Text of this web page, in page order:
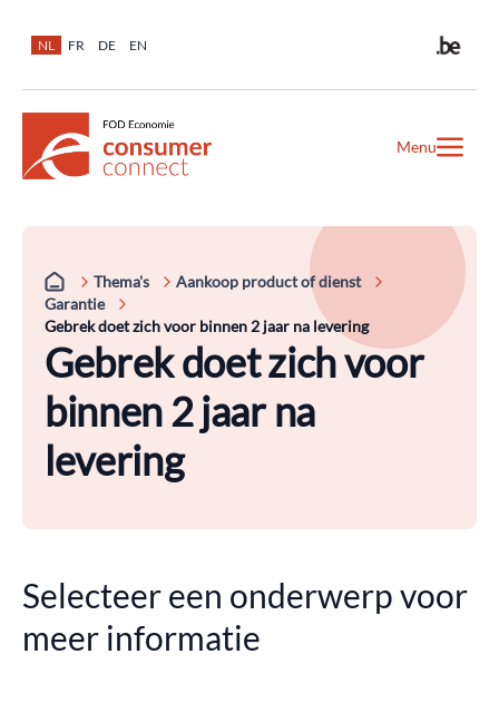
NL FR DE EN
Menu
Thema's
Aankoop product of dienst
Garantie
Gebrek doet zich voor binnen 2 jaar na levering
Gebrek doet zich voor
binnen 2 jaar na
levering
Selecteer een onderwerp voor
meer informatie